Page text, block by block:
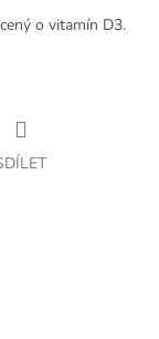
o vitamín D3.